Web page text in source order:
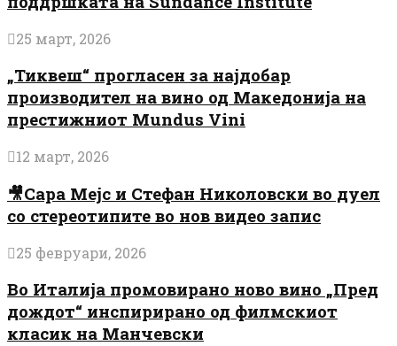
25 март, 2026
„Тиквеш“ прогласен за најдобар
производител на вино од Македонија на
престижниот Mundus Vini
12 март, 2026
🎥Сара Мејс и Стефан Николовски во дуел
со стереотипите во нов видео запис
25 февруари, 2026
Во Италија промовирано ново вино „Пред
дождот“ инспирирано од филмскиот
класик на Манчевски